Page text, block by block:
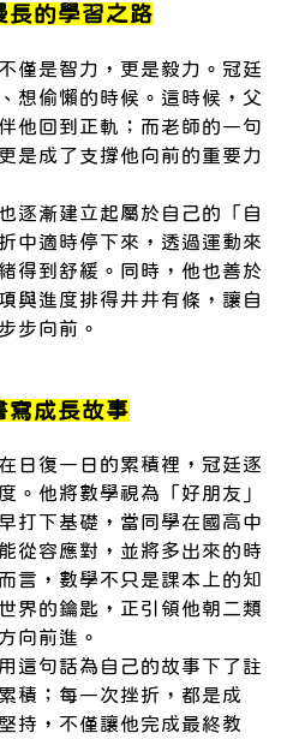
長的學習之路
僅是智力，更是毅力。冠廷
想偷懶的時候。這時候，父
他回到正軌；而老師的一句
是成了支撐他向前的重要力
逐漸建立起屬於自己的「自
中適時停下來，透過運動來
得到舒緩。同時，他也善於
與進度排得井井有條，讓自
步向前。
寫成長故事
日復一日的累積裡，冠廷逐
。他將數學視為「好朋友」
打下基礎，當同學在國高中
從容應對，並將多出來的時
言，數學不只是課本上的知
界的鑰匙，正引領他朝二類
向前進。
這句話為自己的故事下了註
積；每一次挫折，都是成
持，不僅讓他完成最終教